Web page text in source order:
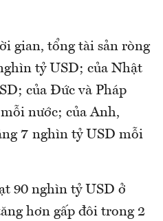
gian, tổng tài sản ròng
tỷ USD; của Nhật
của Đức và Pháp
nước; của Anh,
7 nghìn tỷ USD mỗi
90 nghìn tỷ USD ở
hơn gấp đôi trong 2